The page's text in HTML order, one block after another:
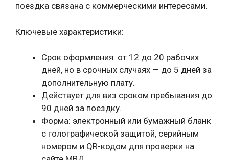
поездка связана с коммерческими интересами.
Ключевые характеристики:
Срок оформления: от 12 до 20 рабочих
дней, но в срочных случаях — до 5 дней за
дополнительную плату.
Действует для виз сроком пребывания до
90 дней за поездку.
Форма: электронный или бумажный бланк
с голографической защитой, серийным
номером и QR-кодом для проверки на